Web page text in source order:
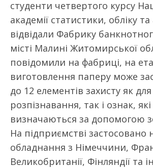
студенти четвертого курсу
академії статистики, обліку
відвідали Фабрику
місті Малині Житомирської
повідомили на фабриці, на
виготовлення паперу може
до 12 елементів захисту як
розпізнавання, так і ознак, які
визначаються за допомогою
На підприємстві застосовано
обладнання з Німеччини,
Великобританії, Фінляндії та